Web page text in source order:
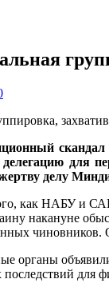
скандал
для
делу
как НАБУ и
накануне
органы
для